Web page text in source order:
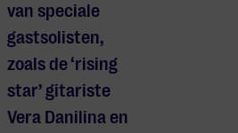
van speciale
gastsolisten,
zoals de ‘rising
star’ gitariste
Vera Danilina en